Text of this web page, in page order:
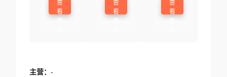
查
看
查
看
查
看
主营： -